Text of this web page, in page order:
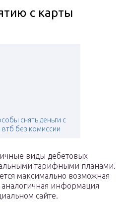
с карты
снять деньги с
втб без комиссии
виды дебетовых
тарифными планами.
максимально возможная
аналогичная информация
сайте.